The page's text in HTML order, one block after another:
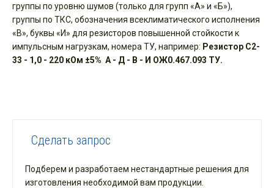
группы по уровню шумов (только для групп «А» и «Б»),
группы по ТКС, обозначения всеклиматического исполнения
«В», буквы «И» для резисторов повышенной стойкости к
импульсным нагрузкам, номера ТУ, например: Резистор С2-
33 - 1,0 - 220 кОм ±5% А - Д - В - И ОЖ0.467.093 ТУ.
Сделать запрос
Подберем и разработаем нестандартные решения для
изготовления необходимой вам продукции.